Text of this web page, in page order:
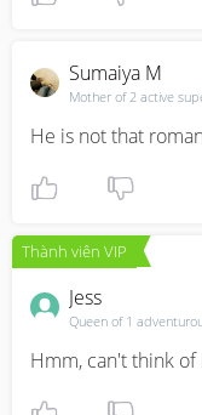
Sumaiya M
Mother of 2 active
He is not that
Thành viên VIP
Jess
Queen of 1
Hmm, can't think of